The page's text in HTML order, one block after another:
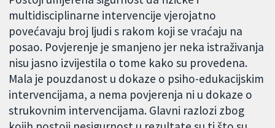
multidisciplinarne intervencije vjerojatno
povećavaju broj ljudi s rakom koji se vraćaju na
posao. Povjerenje je smanjeno jer neka istraživanja
nisu jasno izvijestila o tome kako su provedena.
Mala je pouzdanost u dokaze o psiho-edukacijskim
intervencijama, a nema povjerenja ni u dokaze o
strukovnim intervencijama. Glavni razlozi zbog